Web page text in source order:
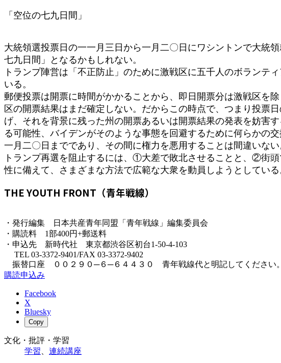
「空位の七九日間」
大統領選投票日の一一月三日から一月二〇日にワシントンで大統
七九日間」となるかもしれない。
トランプ陣営は「不正防止」のために激戦区に五千人のボランテ
いる。
郵便投票は開票に時間がかかることから、即日開票分は激戦区を
区の開票結果はまだ確定しない。だからこの時点で、つまり投票
げ、それを背景に残った州の開票あるいは開票結果の発表を妨害
る可能性、バイデンがそのような事態を回避するために何らかの
一月二〇日までであり、その間に権力を悪用することは間違いない
トランプ再選を阻止するには、①大差で敗北させることと、②街
性に備えて、さまざまな方法で広範な大衆を動員しようとしている
THE YOUTH FRONT（青年戦線）
・発行編集 日本共産青年同盟「青年戦線」編集委員会
・購読料 1部400円+郵送料
・申込先 新時代社 東京都渋谷区初台1-50-4-103
TEL 03-3372-9401/FAX 03-3372-9402
振替口座 ００２９０─６─６４４３０ 青年戦線代と明記してください。
購読申込み
Facebook
X
Bluesky
Copy
文化・批評・学習
学習
連続講座